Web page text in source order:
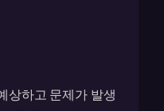
상하고 문제가 발생